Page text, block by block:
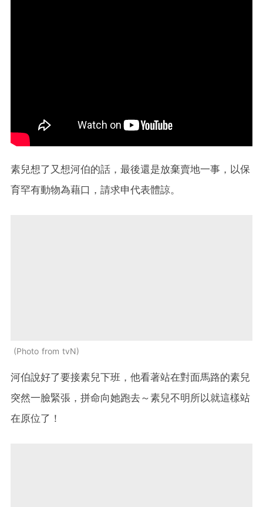
素兒想了又想河伯的話，最後還是放棄賣地一事，以保
育罕有動物為藉口，請求申代表體諒。
Photo from tvN
河伯說好了要接素兒下班，他看著站在對面馬路的素兒
突然一臉緊張，拼命向她跑去～素兒不明所以就這樣站
在原位了！